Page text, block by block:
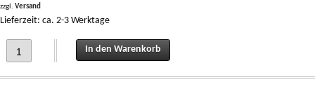
zzgl. Versand
Lieferzeit: ca. 2-3 Werktage
Ölpumpe Motorölpumpe Komplett Steyr Traktor T190 288 290, Plus-, 80er-
In den Warenkorb